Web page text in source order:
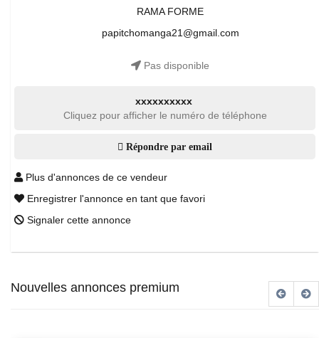
RAMA FORME
papitchomanga21@gmail.com
Pas disponible
xxxxxxxxxx
Cliquez pour afficher le numéro de téléphone
Répondre par email
Plus d'annonces de ce vendeur
Enregistrer l'annonce en tant que favori
Signaler cette annonce
Nouvelles annonces premium